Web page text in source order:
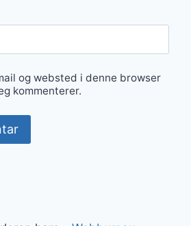
og websted i denne browser
kommenterer.